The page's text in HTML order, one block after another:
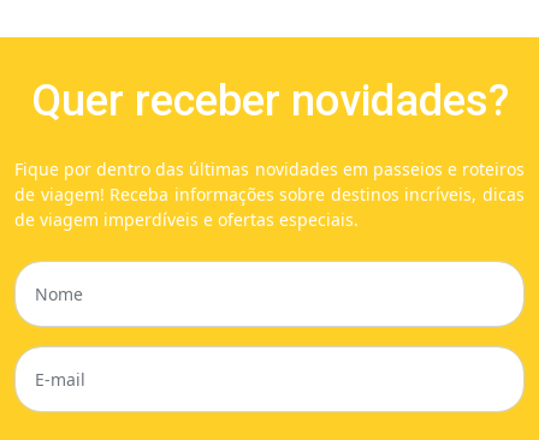
Quer receber novidades?
Fique por dentro das últimas novidades em passeios e roteiros
de viagem! Receba informações sobre destinos incríveis, dicas
de viagem imperdíveis e ofertas especiais.